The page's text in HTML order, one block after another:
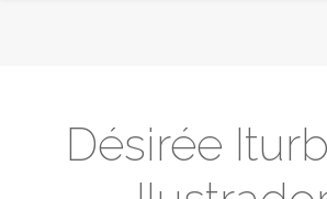
Désirée